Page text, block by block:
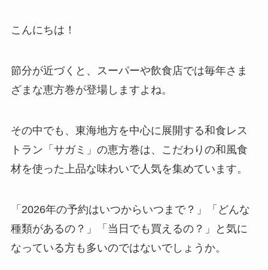
こんにちは！
節分が近づくと、スーパーや飲食店では毎年さま
ざまな恵方巻が登場しますよね。
その中でも、東海地方を中心に展開する和食レス
トラン「サガミ」の恵方巻は、こだわりの和風食
材を使った上品な味わいで人気を集めています。
「2026年の予約はいつからいつまで？」「どんな
種類があるの？」「当日でも買えるの？」と気に
なっている方も多いのではないでしょうか。